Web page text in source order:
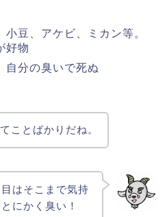
小豆、アケビ、ミカン等。
好物
自分の臭いで死ぬ
ことばかりだね。
はそこまで気持
にかく臭い！